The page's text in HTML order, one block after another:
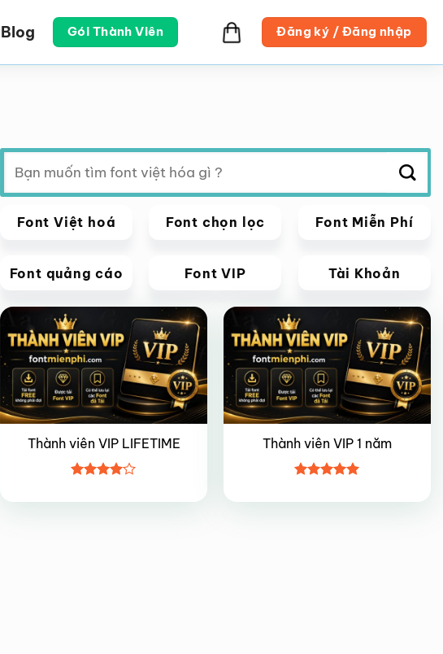
Blog Gói Thành Viên Đăng ký / Đăng nhập
Tìm
kiếm:
Font Việt hoá Font chọn lọc Font Miễn Phí
Font quảng cáo Font VIP Tài Khoản
Giảm giá!
Thành viên VIP LIFETIME
xếp hạng
Giảm giá!
Thành viên VIP 1 năm
hạng55